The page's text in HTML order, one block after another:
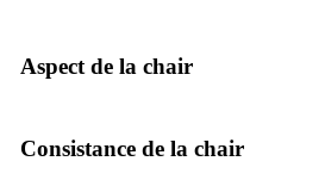
Aspect de la chair
Consistance de la chair